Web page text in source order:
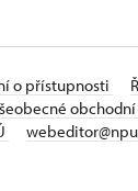
o přístupnosti